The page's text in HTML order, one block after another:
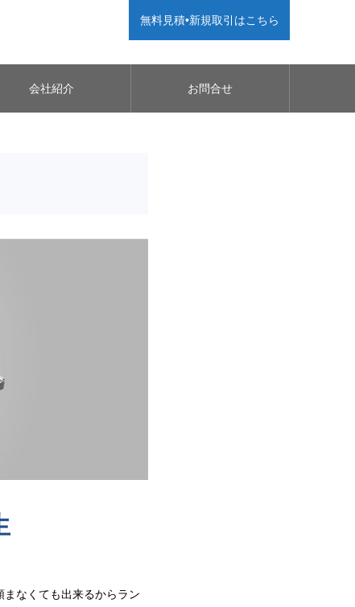
無料見積•新規取引はこちら
会社紹介 お問合せ
なくても出来るからラン